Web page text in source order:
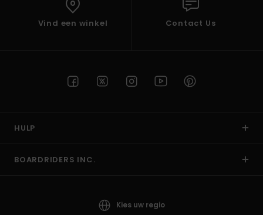
Vind een winkel Contact Us
HULP
BOARDRIDERS INC.
Kies uw regio